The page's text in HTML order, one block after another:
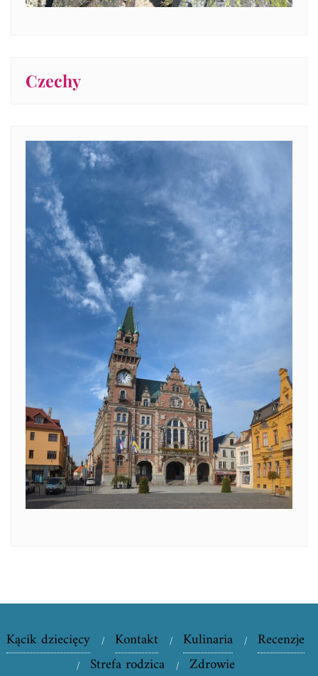
Czechy
Kącik dziecięcy Kontakt Kulinaria
Recenzje
Strefa rodzica
Zdrowie